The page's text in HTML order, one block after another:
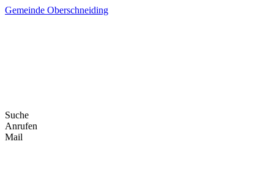
Skip
Gemeinde Oberschneiding
Suche
Anrufen
Mail